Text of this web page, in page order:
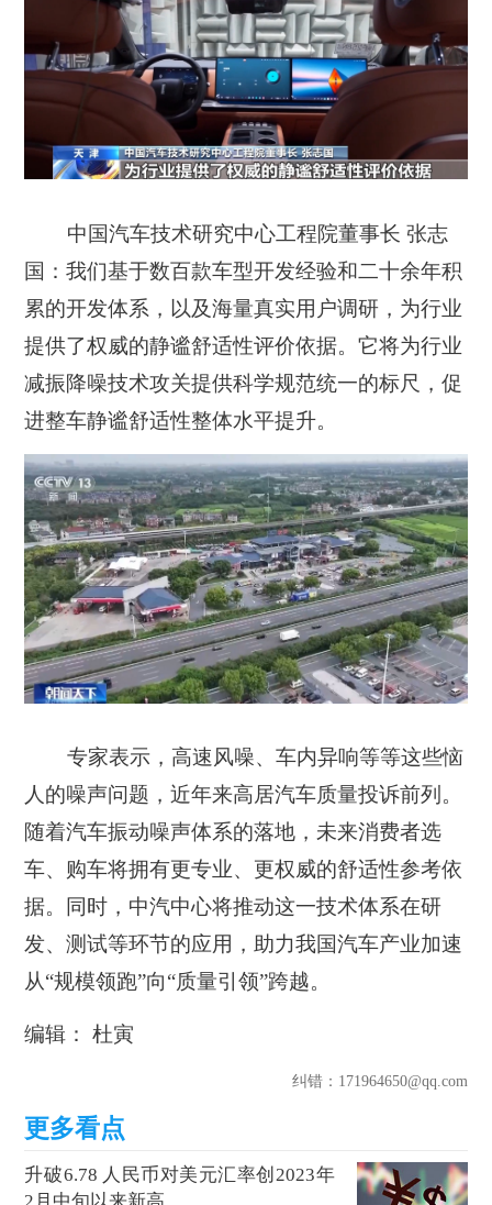
中国汽车技术研究中心工程院董事长 张志
国：我们基于数百款车型开发经验和二十余年积
累的开发体系，以及海量真实用户调研，为行业
提供了权威的静谧舒适性评价依据。它将为行业
减振降噪技术攻关提供科学规范统一的标尺，促
进整车静谧舒适性整体水平提升。
专家表示，高速风噪、车内异响等等这些恼
人的噪声问题，近年来高居汽车质量投诉前列。
随着汽车振动噪声体系的落地，未来消费者选
车、购车将拥有更专业、更权威的舒适性参考依
据。同时，中汽中心将推动这一技术体系在研
发、测试等环节的应用，助力我国汽车产业加速
从“规模领跑”向“质量引领”跨越。
编辑： 杜寅
纠错：171964650@qq.com
升破6.78 人民币对美元汇率创2023年